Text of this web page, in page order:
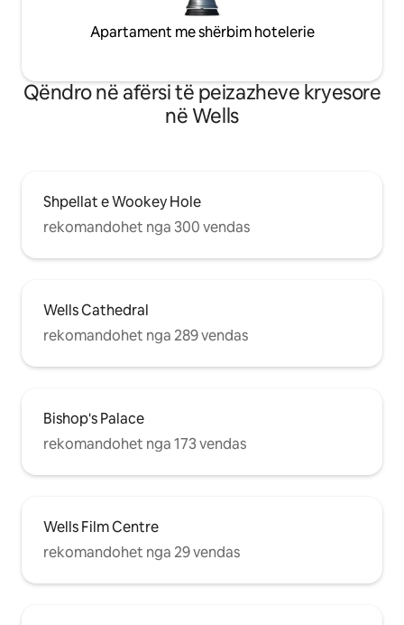
Apartament me shërbim hotelerie
Qëndro në afërsi të peizazheve kryesore
në Wells
Shpellat e Wookey Hole
rekomandohet nga 300 vendas
Wells Cathedral
rekomandohet nga 289 vendas
Bishop's Palace
rekomandohet nga 173 vendas
Wells Film Centre
rekomandohet nga 29 vendas